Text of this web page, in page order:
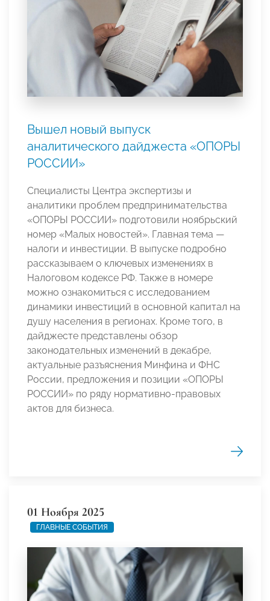
Вышел новый выпуск
аналитического дайджеста «ОПОРЫ
РОССИИ»
Специалисты Центра экспертизы и
аналитики проблем предпринимательства
«ОПОРЫ РОССИИ» подготовили ноябрьский
номер «Малых новостей». Главная тема —
налоги и инвестиции. В выпуске подробно
рассказываем о ключевых изменениях в
Налоговом кодексе РФ. Также в номере
можно ознакомиться с исследованием
динамики инвестиций в основной капитал на
душу населения в регионах. Кроме того, в
дайджесте представлены обзор
законодательных изменений в декабре,
актуальные разъяснения Минфина и ФНС
России, предложения и позиции «ОПОРЫ
РОССИИ» по ряду нормативно-правовых
актов для бизнеса.
01 Ноября 2025
ГЛАВНЫЕ СОБЫТИЯ